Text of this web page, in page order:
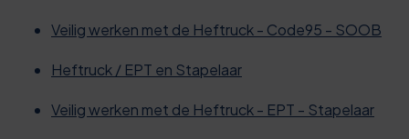
Veilig werken met de Heftruck - Code95 - SOOB
Heftruck / EPT en Stapelaar
Veilig werken met de Heftruck - EPT - Stapelaar